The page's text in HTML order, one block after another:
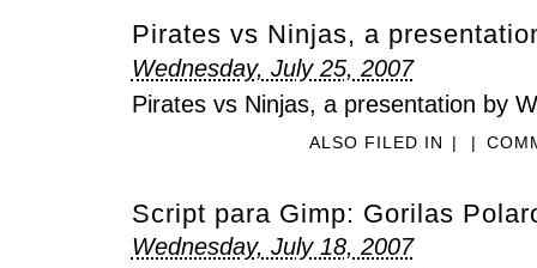
Pirates vs Ninjas, a
Wednesday, July 25, 2007
Pirates vs Ninjas, a presentation by
ALSO FILED IN | |
Script para Gimp: Gorilas
Wednesday, July 18, 2007